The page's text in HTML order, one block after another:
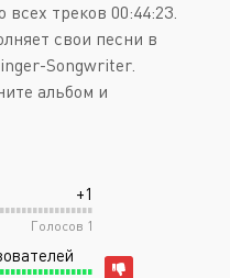
треков 00:44:23.
свои песни в
Songwriter.
альбом и
+1
Голосов 1